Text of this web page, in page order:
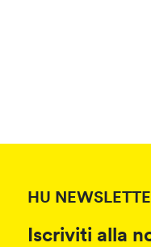
HU
Iscriviti alla